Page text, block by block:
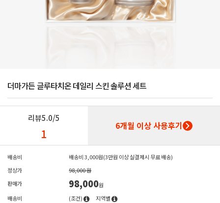
더마가든 글루타치온 데일리 스킨 솔루션 세트
리뷰5.0/5
1 6개월 이상 사용후기
배송비
배송비 3,000원(3만원 이상 실결제시 무료 배송)
정상가
98,000 원
판매가
98,000원
배송비
(조건) 지역별